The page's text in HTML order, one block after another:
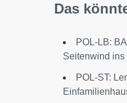
Das
POL-LB:
Seitenwind ins
POL-ST: